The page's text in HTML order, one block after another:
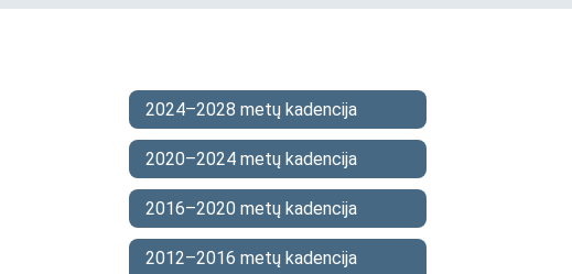
2024–2028 metų kadencija
2020–2024 metų kadencija
2016–2020 metų kadencija
2012–2016 metų kadencija